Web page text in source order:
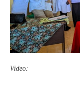
Video: